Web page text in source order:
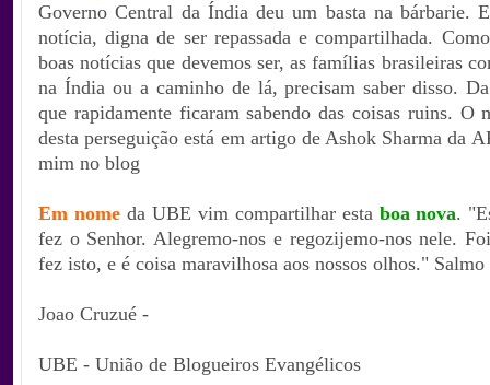
Governo Central da Índia deu um basta na bárbarie.
notícia, digna de ser repassada e compartilhada.
boas notícias que devemos ser, as famílias brasileiras
na Índia ou a caminho de lá, precisam saber disso.
que rapidamente ficaram sabendo das coisas ruins. O
desta perseguição está em artigo de Ashok Sharma da
mim no blog
Em nome da UBE vim compartilhar esta boa nova.
fez o Senhor. Alegremo-nos e regozijemo-nos nele.
fez isto, e é coisa maravilhosa aos nossos olhos." Salmo
Joao Cruzué -
UBE - União de Blogueiros Evangélicos